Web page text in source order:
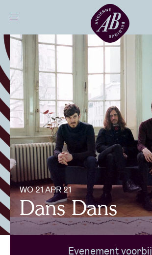
Agenda
Projecten
Nieuws
Bezoekersinfo
AB ❤ you
WO 21 APR 21
Dans Dans
Evenement voorbij